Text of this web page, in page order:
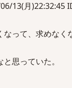
13(月)22:32:45
って、求めなく
思っていた。